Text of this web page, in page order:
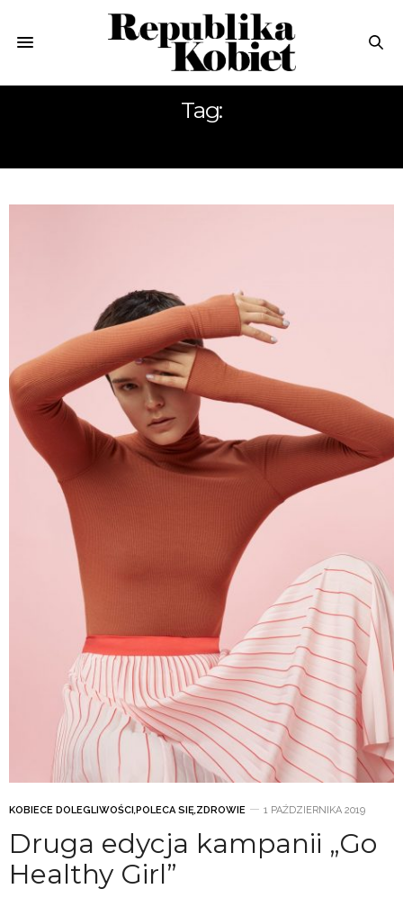
Tag:
KOBIECE DOLEGLIWOŚCI,POLECA SIĘ,ZDROWIE 1 PAŹDZIERNIKA 2019
Druga edycja kampanii „Go
Healthy Girl”